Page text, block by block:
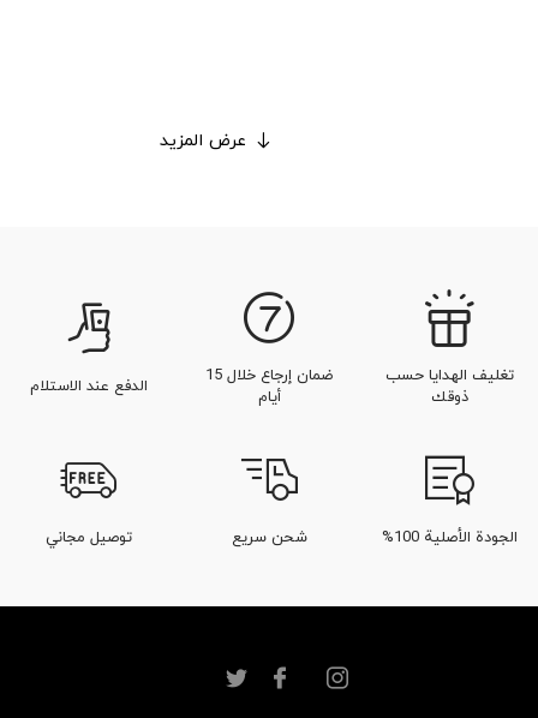
عرض المزيد
تغليف الهدايا حسب
ذوقك
ضمان إرجاع خلال 15
أيام
الدفع عند الاستلام
الجودة الأصلية 100% شحن سريع توصيل مجاني